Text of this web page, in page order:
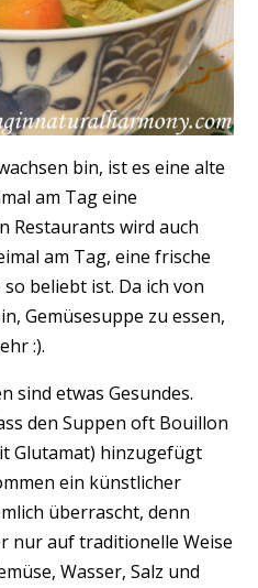
bin, ist es eine alte
am Tag eine
Restaurants wird auch
am Tag, eine frische
beliebt ist. Da ich von
Gemüsesuppe zu essen,
:).
sind etwas Gesundes.
den Suppen oft Bouillon
Glutamat) hinzugefügt
ein künstlicher
überrascht, denn
nur auf traditionelle Weise
Wasser, Salz und